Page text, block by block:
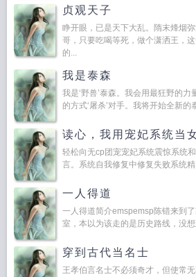
贞观天子
睁开眼，已是天下大乱。隋末烽烟
哥，只要吃喝等死，做个潇洒王，
的...
我是泰森
我是‘野兽’泰森。我会用最狂野的
的方式‘屠杀’对手。我将开始全新的
读心，我用宠妃系统当
轻松向无cp团宠宠妃系统震惊系统
言。系统自我修复中修复失败系统
一人得道
一人得道简介emspemsp陈错来到
室，本以为该走的是历史路线，没
穿到古代当名士
王孝伯言名士不必须奇才，但使常